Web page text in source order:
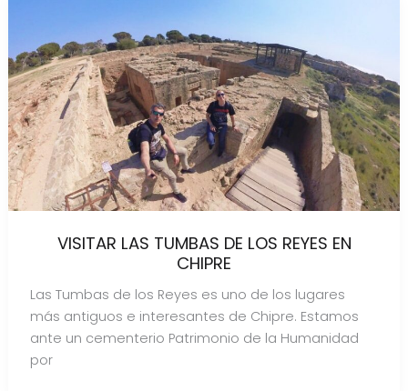
VISITAR LAS TUMBAS DE LOS REYES EN
CHIPRE
Las Tumbas de los Reyes es uno de los lugares
más antiguos e interesantes de Chipre. Estamos
ante un cementerio Patrimonio de la Humanidad
por